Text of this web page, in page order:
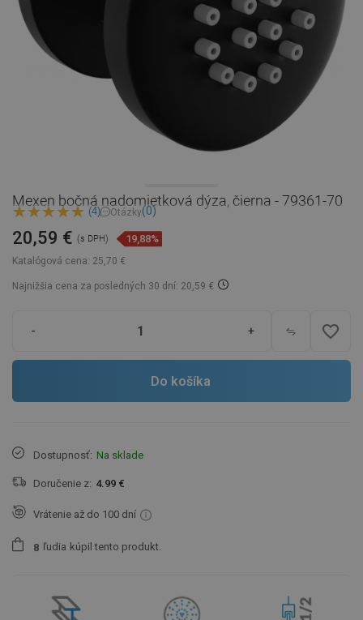
Mexen bočná nadomietková dýza, čierna - 79361-70
(4) Otázky(0)
Katalógová cena: 25,70 €
20,59 € (s DPH) 19,88%
Najnižšia cena za posledných 30 dní: 20,59 €
- + favorite_border
Do košíka
Dostupnosť: Na sklade
Doručenie z: 4.99 €
Vrátenie až do 100 dní
8 ľudia kúpil tento produkt.